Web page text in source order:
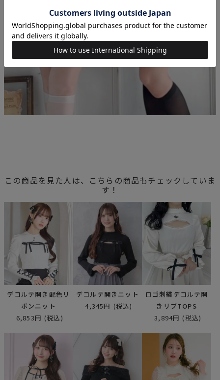
この商品を見た人は、こちらの商品もチェックしていま
す！
デコルテ開き配色リ
ボンニット
6,853円 (税込)
デコルテ開きニット
4,345円 (税込)
ロゴ刺繍デコルテ開
きリブTOPS
3,894円 (税込)